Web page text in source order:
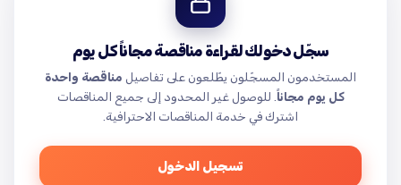
سجّل دخولك لقراءة مناقصة مجاناً كل يوم
المستخدمون المسجّلون يطّلعون على تفاصيل مناقصة واحدة
كل يوم مجاناً . للوصول غير المحدود إلى جميع المناقصات
اشترك في خدمة المناقصات الاحترافية.
تسجيل الدخول